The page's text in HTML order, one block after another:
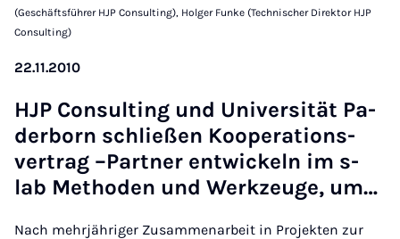
(Geschäftsführer HJP Consulting), Holger Funke (Technischer Direktor HJP
Consulting)
22.11.2010
HJP Con­sul­ting und Uni­ver­si­tät Pa­
der­born schlie­ßen Ko­ope­ra­ti­ons­
ver­trag –Part­ner ent­wi­ckeln im s-
lab Me­tho­den und Werk­zeu­ge, um…
Nach mehrjähriger Zusammenarbeit in Projekten zur